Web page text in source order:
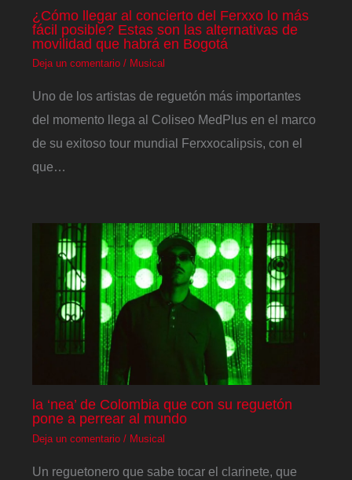
¿Cómo llegar al concierto del Ferxxo lo más
fácil posible? Estas son las alternativas de
movilidad que habrá en Bogotá
Deja un comentario / Musical
Uno de los artistas de reguetón más importantes
del momento llega al Coliseo MedPlus en el marco
de su exitoso tour mundial Ferxxocalipsis, con el
que…
la ‘nea’ de Colombia que con su reguetón
pone a perrear al mundo
Deja un comentario / Musical
Un reguetonero que sabe tocar el clarinete, que